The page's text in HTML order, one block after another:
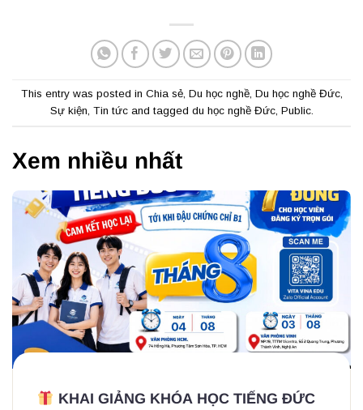
This entry was posted in Chia sẻ, Du học nghề, Du học nghề Đức,
Sự kiện, Tin tứcand tagged du học nghề Đức, Public.
Xem nhiều nhất
KHAI GIẢNG KHÓA HỌC TIẾNG ĐỨC